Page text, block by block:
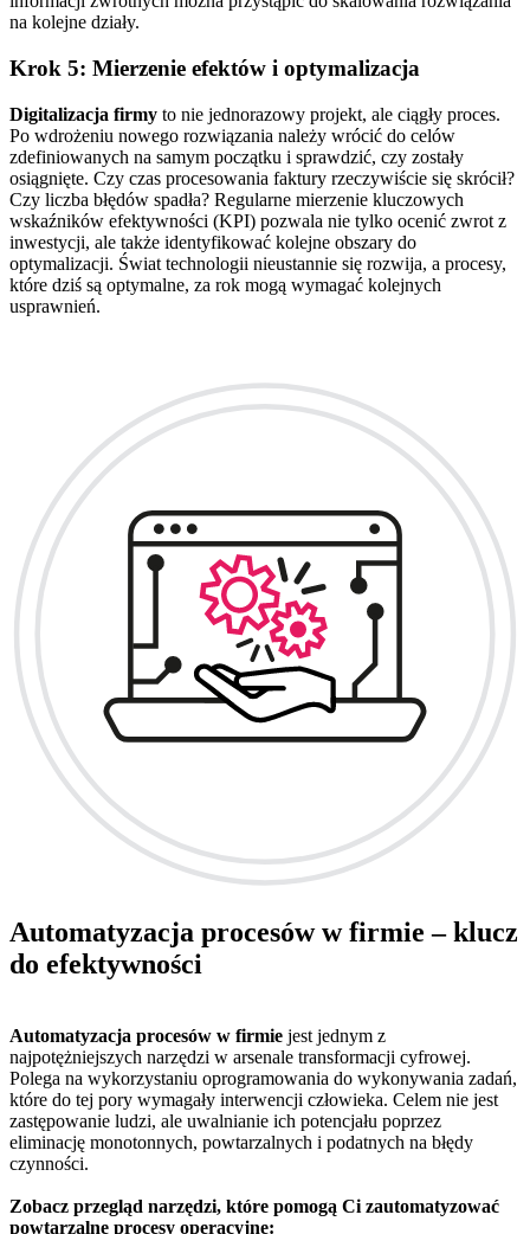
na kolejne działy.
Krok 5: Mierzenie efektów i optymalizacja
Digitalizacja firmy to nie jednorazowy projekt, ale ciągły proces.
Po wdrożeniu nowego rozwiązania należy wrócić do celów
zdefiniowanych na samym początku i sprawdzić, czy zostały
osiągnięte. Czy czas procesowania faktury rzeczywiście się skrócił?
Czy liczba błędów spadła? Regularne mierzenie kluczowych
wskaźników efektywności (KPI) pozwala nie tylko ocenić zwrot z
inwestycji, ale także identyfikować kolejne obszary do
optymalizacji. Świat technologii nieustannie się rozwija, a procesy,
które dziś są optymalne, za rok mogą wymagać kolejnych
usprawnień.
Automatyzacja procesów w firmie – klucz
do efektywności
Automatyzacja procesów w firmie jest jednym z
najpotężniejszych narzędzi w arsenale transformacji cyfrowej.
Polega na wykorzystaniu oprogramowania do wykonywania zadań,
które do tej pory wymagały interwencji człowieka. Celem nie jest
zastępowanie ludzi, ale uwalnianie ich potencjału poprzez
eliminację monotonnych, powtarzalnych i podatnych na błędy
czynności.
Zobacz przegląd narzędzi, które pomogą Ci zautomatyzować
powtarzalne procesy operacyjne: